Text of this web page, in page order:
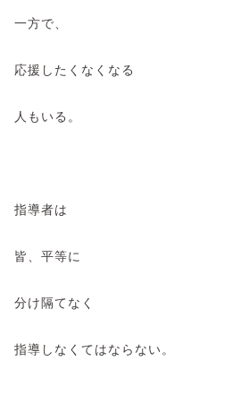
一方で、
応援したくなくなる
人もいる。
指導者は
皆、平等に
分け隔てなく
指導しなくてはならない。